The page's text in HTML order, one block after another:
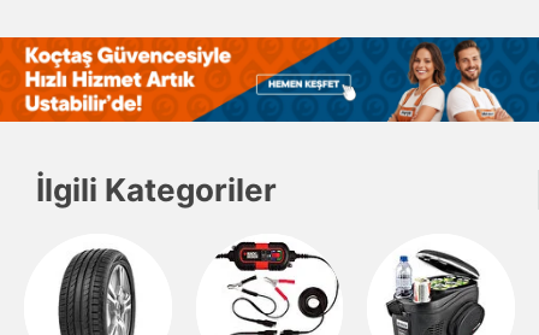
İlgili Kategoriler